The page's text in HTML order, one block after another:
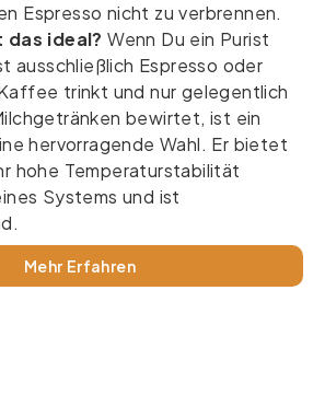
Espresso nicht zu verbrennen.
das ideal? Wenn Du ein Purist
ausschließlich Espresso oder
trinkt und nur gelegentlich
bewirtet, ist ein
hervorragende Wahl. Er bietet
hohe Temperaturstabilität
Systems und ist
Mehr Erfahren